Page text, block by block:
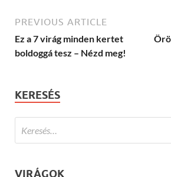
PREVIOUS ARTICLE
Ez a 7 virág minden kertet
boldoggá tesz – Nézd meg!
KERESÉS
VIRÁGOK